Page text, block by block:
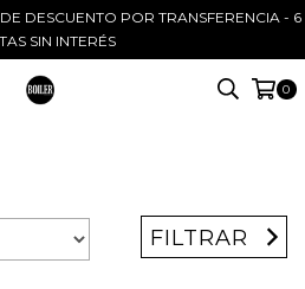
DESCUENTO POR TRANSFERENCIA - 6
SIN INTERÉS
0
FILTRAR